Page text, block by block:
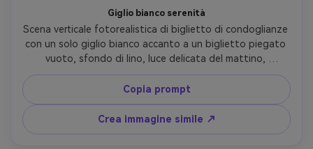
Giglio bianco serenità
Scena verticale fotorealistica di biglietto di condoglianze
con un solo giglio bianco accanto a un biglietto piegato
vuoto, sfondo di lino, luce delicata del mattino,
profondità di campo ridotta, atmosfera serena e
rispettosa, nessun testo leggibile, nessuna lettera,
Canon R5, 85mm f/1.8, fotografia editoriale di natura
morta --ar 4:5
Copia prompt
Crea immagine simile ↗